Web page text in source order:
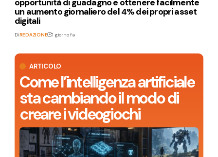
ARTICOLO
Come l’intelligenza artificiale
sta cambiando il modo di
creare i videogiochi
opportunità di guadagno e ottenere facilmente
un aumento giornaliero del 4% dei propri asset
digitali
DiREDAZIONE 1 giorno fa